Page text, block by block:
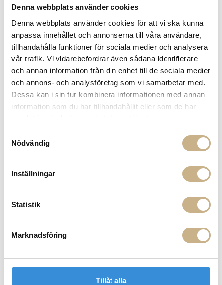
Denna webbplats använder cookies
Denna webbplats använder cookies för att vi ska kunna
anpassa innehållet och annonserna till våra användare,
tillhandahålla funktioner för sociala medier och analysera
vår trafik. Vi vidarebefordrar även sådana identifierare
och annan information från din enhet till de sociala medier
och annons- och analysföretag som vi samarbetar med.
Dessa kan i sin tur kombinera informationen med annan
information som du har tillhandahållit eller som de har
samlat in när du har använt deras tjänster.
Nödvändig
Inställningar
Statistik
Marknadsföring
Tillåt alla
ASTIER DE VILLATTE
LID FOR GLASS CANDLES
1.650kr
+
- LÄGG I VARUKORG
Lagerstatus: I lager
Få10% välkomstrabatt
900:- i frakt vid köp av större möbler
FRÅGA OSS OM PRODUKTEN
SPECIFIKATIONER